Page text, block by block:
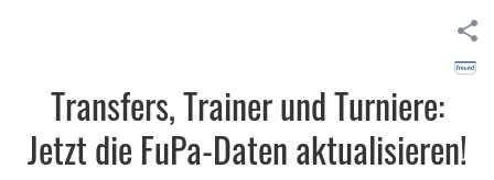
Transfers, Trainer und Turniere:
Jetzt die FuPa-Daten aktualisieren!